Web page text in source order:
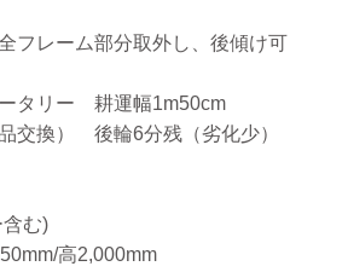
フレーム部分取外し、後傾け可
タリー 耕運幅1m50cm
交換） 後輪6分残（劣化少）
む)
高2,000mm